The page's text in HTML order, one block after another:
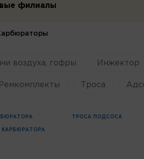
филиалы
воздуха, гофры Инжектор
Ремкомплекты Троса
КАРБЮРАТОРА
ТРОСА ПОДСОСА